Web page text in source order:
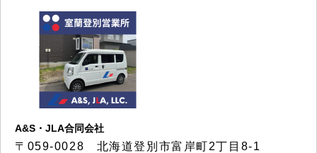
A&S・JLA合同会社
〒 059-0028 北海道登別市富岸町2丁目 8-1